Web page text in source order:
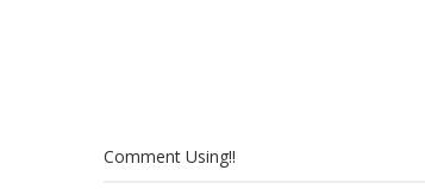
Comment Using!!